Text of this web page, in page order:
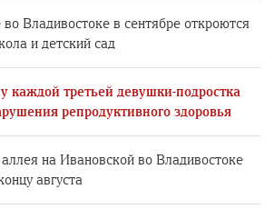
Владивостоке в сентябре откроются
и детский сад
каждой третьей девушки-подростка
репродуктивного здоровья
на Ивановской во Владивостоке
августа